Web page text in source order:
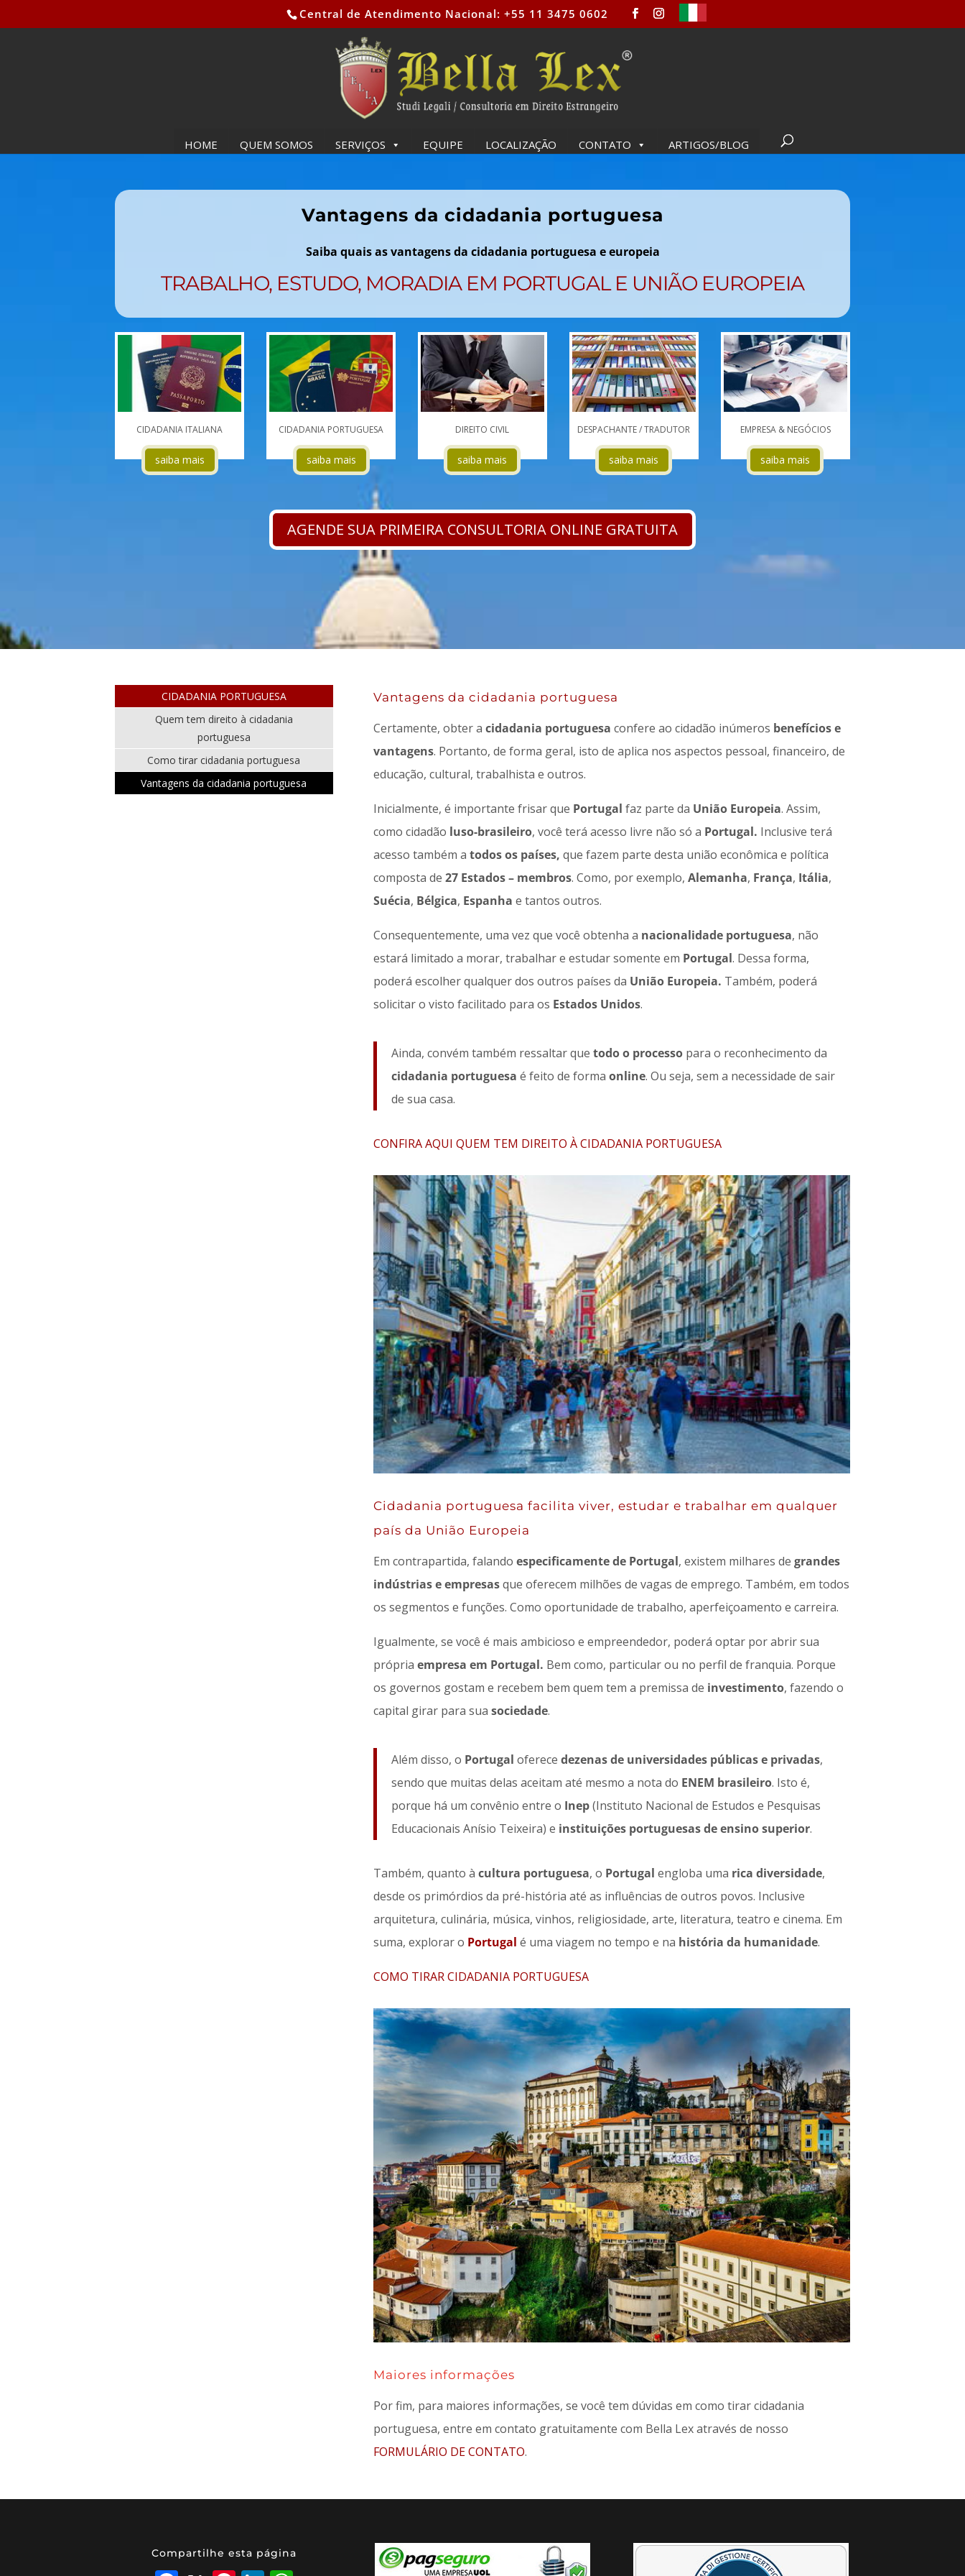
Central de Atendimento Nacional: +55 11 3475 0602
HOME QUEM SOMOS SERVIÇOS EQUIPE LOCALIZAÇÃO CONTATO ARTIGOS/BLOG
Vantagens da cidadania portuguesa
Saiba quais as vantagens da cidadania portuguesa e europeia
TRABALHO, ESTUDO, MORADIA EM PORTUGAL E UNIÃO EUROPEIA
CIDADANIA ITALIANA
saiba mais
CIDADANIA PORTUGUESA
saiba mais
DIREITO CIVIL
saiba mais
DESPACHANTE / TRADUTOR
saiba mais
EMPRESA & NEGÓCIOS
saiba mais
AGENDE SUA PRIMEIRA CONSULTORIA ONLINE GRATUITA
CIDADANIA PORTUGUESA
Quem tem direito à cidadania
portuguesa
Como tirar cidadania portuguesa
Vantagens da cidadania portuguesa
Vantagens da cidadania portuguesa
Certamente, obter acidadania portuguesa confere ao cidadão inúmeros benefícios e
vantagens. Portanto, de forma geral, isto de aplica nos aspectos pessoal, financeiro, de
educação, cultural, trabalhista e outros.
Inicialmente, é importante frisar que Portugal faz parte da União Europeia. Assim,
como cidadão luso-brasileiro, você terá acesso livre não só a Portugal. Inclusive terá
acesso também a todos os países, que fazem parte desta união econômica e política
composta de27 Estados – membros. Como, por exemplo,Alemanha, França, Itália,
Suécia, Bélgica, Espanha e tantos outros.
Consequentemente, uma vez que você obtenha a nacionalidade portuguesa, não
estará limitado a morar, trabalhar e estudar somente em Portugal. Dessa forma,
poderá escolher qualquer dos outros países da União Europeia. Também, poderá
solicitar o visto facilitado para os Estados Unidos.
Ainda, convém também ressaltar quetodo o processo para o reconhecimento da
cidadania portuguesa é feito de formaonline. Ou seja, sem a necessidade de sair
de sua casa.
CONFIRA AQUI QUEM TEM DIREITO À CIDADANIA PORTUGUESA
Cidadania portuguesa facilita viver, estudar e trabalhar em qualquer
país da União Europeia
​Em contrapartida, falandoespecificamente de Portugal, existem milhares degrandes
indústrias e empresasque oferecem milhões de vagas de emprego. Também, em todos
os segmentos e funções. Como oportunidade de trabalho, aperfeiçoamento e carreira.
Igualmente, se você é mais ambicioso e empreendedor, poderá optar por abrir sua
própriaempresa em Portugal. Bem como, particular ou no perfil de franquia. Porque
os governos gostam e recebem bem quem tem a premissa de investimento, fazendo o
capital girar para suasociedade.
Além disso, o Portugal oferecedezenas de universidades públicas e privadas,
sendo que muitas delas aceitam até mesmo a nota do ENEM brasileiro. Isto é,
porque há um convênio entre o Inep(Instituto Nacional de Estudos e Pesquisas
Educacionais Anísio Teixeira) e instituições portuguesas de ensino superior.
Também, quanto àcultura portuguesa, o Portugal engloba uma rica diversidade,
desde os primórdios da pré-história até as influências de outros povos. Inclusive
arquitetura, culinária, música, vinhos, religiosidade, arte, literatura, teatro e cinema. Em
suma, explorar o Portugal é uma viagem no tempo e na história da humanidade.
COMO TIRAR CIDADANIA PORTUGUESA
Maiores informações
Por fim, para maiores informações, se você tem dúvidas em como tirar cidadania
portuguesa, entre em contato gratuitamente com Bella Lex através de nosso
FORMULÁRIO DE CONTATO.
Compartilhe esta página